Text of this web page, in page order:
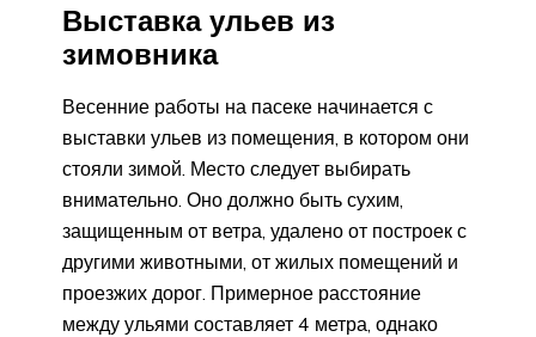
Выставка ульев из
зимовника
Весенние работы на пасеке начинается с
выставки ульев из помещения, в котором они
стояли зимой. Место следует выбирать
внимательно. Оно должно быть сухим,
защищенным от ветра, удалено от построек с
другими животными, от жилых помещений и
проезжих дорог. Примерное расстояние
между ульями составляет 4 метра, однако